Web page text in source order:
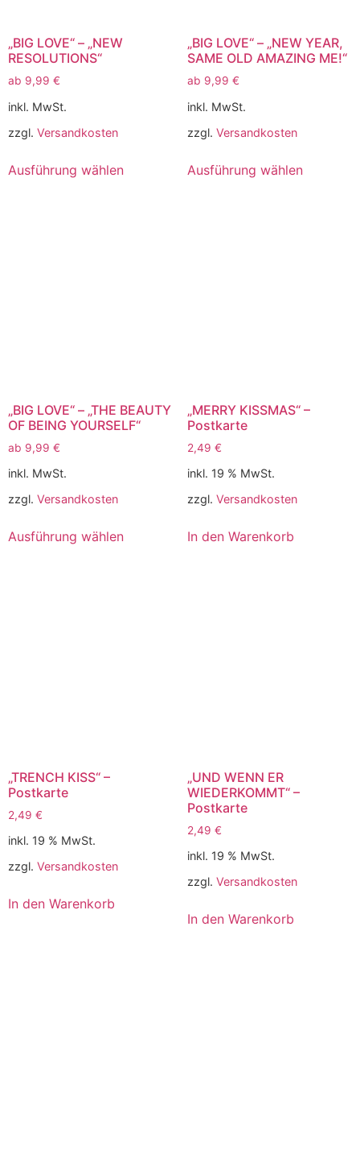
„BIG LOVE“ – „NEW
RESOLUTIONS“
ab 9,99 €
inkl. MwSt.
zzgl. Versandkosten
Ausführung wählen
„BIG LOVE“ – „NEW YEAR,
SAME OLD AMAZING ME!“
ab 9,99 €
inkl. MwSt.
zzgl. Versandkosten
Ausführung wählen
„BIG LOVE“ – „THE BEAUTY
OF BEING YOURSELF“
ab 9,99 €
inkl. MwSt.
zzgl. Versandkosten
Ausführung wählen
„MERRY KISSMAS“ –
Postkarte
2,49 €
inkl. 19 % MwSt.
zzgl. Versandkosten
In den Warenkorb
„TRENCH KISS“ –
Postkarte
2,49 €
inkl. 19 % MwSt.
zzgl. Versandkosten
In den Warenkorb
„UND WENN ER
WIEDERKOMMT“ –
Postkarte
2,49 €
inkl. 19 % MwSt.
zzgl. Versandkosten
In den Warenkorb